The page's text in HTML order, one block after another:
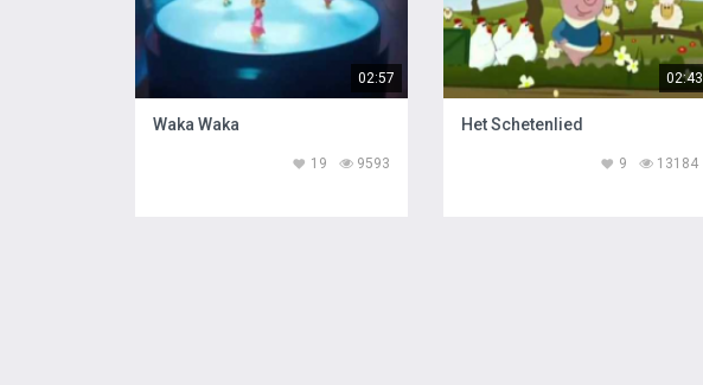
02:57
Waka Waka
9593
19
02:43
Het Schetenlied
13184
9